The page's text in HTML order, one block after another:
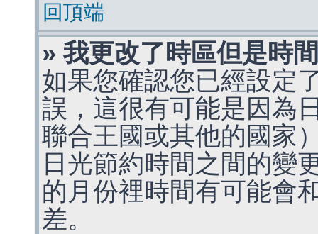
回頂端
» 我更改了時區但是時
如果您確認您已經設定
誤，這很有可能是因為
聯合王國或其他的國家
日光節約時間之間的變
的月份裡時間有可能會
差。